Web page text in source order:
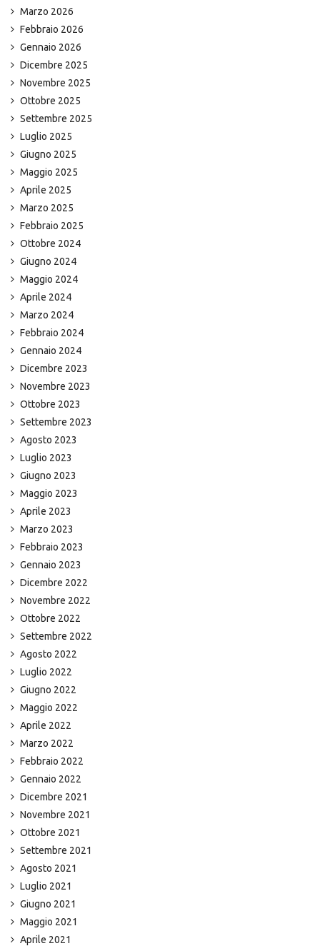
Marzo 2026
Febbraio 2026
Gennaio 2026
Dicembre 2025
Novembre 2025
Ottobre 2025
Settembre 2025
Luglio 2025
Giugno 2025
Maggio 2025
Aprile 2025
Marzo 2025
Febbraio 2025
Ottobre 2024
Giugno 2024
Maggio 2024
Aprile 2024
Marzo 2024
Febbraio 2024
Gennaio 2024
Dicembre 2023
Novembre 2023
Ottobre 2023
Settembre 2023
Agosto 2023
Luglio 2023
Giugno 2023
Maggio 2023
Aprile 2023
Marzo 2023
Febbraio 2023
Gennaio 2023
Dicembre 2022
Novembre 2022
Ottobre 2022
Settembre 2022
Agosto 2022
Luglio 2022
Giugno 2022
Maggio 2022
Aprile 2022
Marzo 2022
Febbraio 2022
Gennaio 2022
Dicembre 2021
Novembre 2021
Ottobre 2021
Settembre 2021
Agosto 2021
Luglio 2021
Giugno 2021
Maggio 2021
Aprile 2021